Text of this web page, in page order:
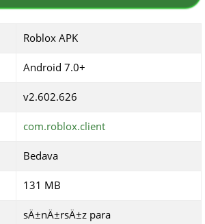
Roblox APK
Android 7.0+
v2.602.626
com.roblox.client
Bedava
131 MB
sÄ±nÄ±rsÄ±z para